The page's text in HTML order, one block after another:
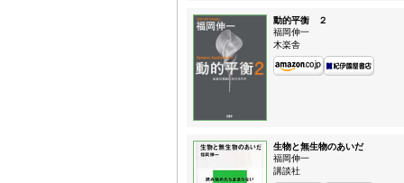
動的平衡 ２
福岡伸一
木楽舎
生物と無生物のあいだ
福岡伸一
講談社